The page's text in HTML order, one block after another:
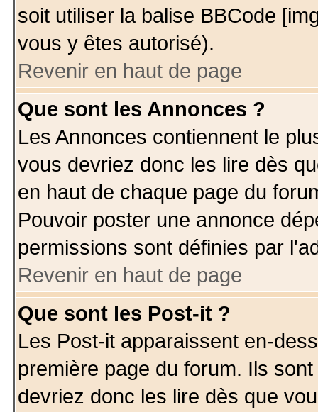
soit utiliser la balise BBCode
vous y êtes autorisé).
Revenir en haut de page
Que sont les Annonces ?
Les Annonces contiennent le
vous devriez donc les lire dès
en haut de chaque page du
Pouvoir poster une annonce
permissions sont définies par
Revenir en haut de page
Que sont les Post-it ?
Les Post-it apparaissent en-
première page du forum. Ils
devriez donc les lire dès que